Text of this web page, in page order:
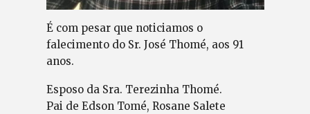
É com pesar que noticiamos o
falecimento do Sr. José Thomé, aos 91
anos.
Esposo da Sra. Terezinha Thomé.
Pai de Edson Tomé, Rosane Salete